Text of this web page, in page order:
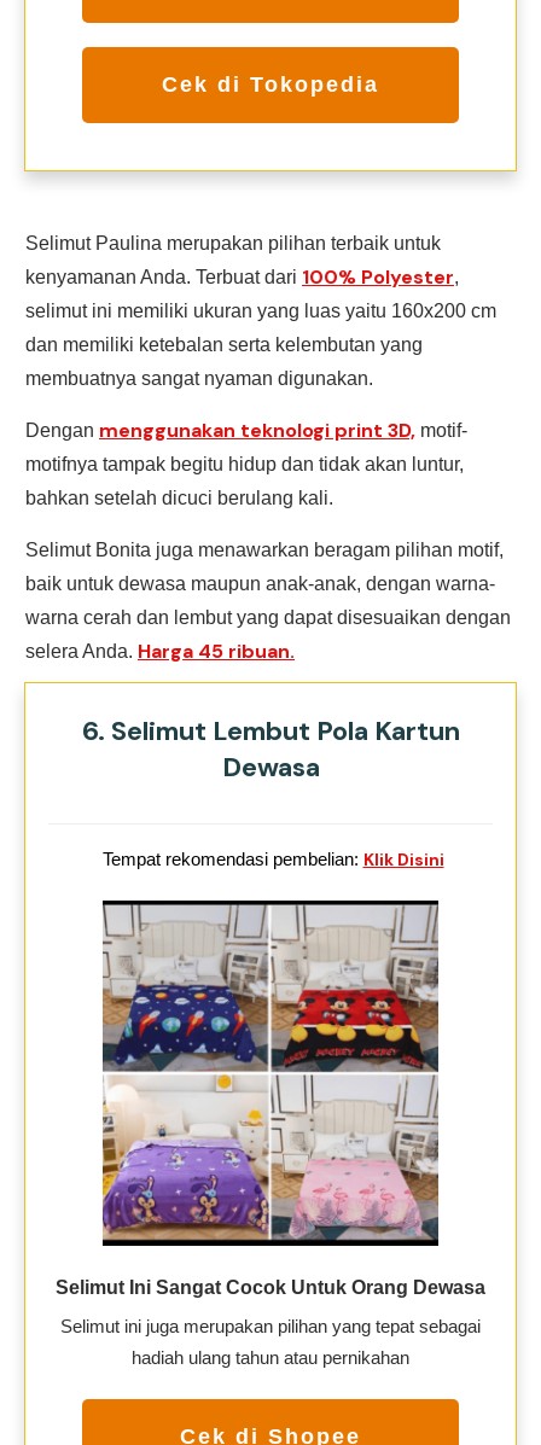
Cek di Tokopedia
Selimut Paulina merupakan pilihan terbaik untuk
kenyamanan Anda. Terbuat dari 100% Polyester,
selimut ini memiliki ukuran yang luas yaitu 160x200 cm
dan memiliki ketebalan serta kelembutan yang
membuatnya sangat nyaman digunakan.
Dengan menggunakan teknologi print 3D, motif-
motifnya tampak begitu hidup dan tidak akan luntur,
bahkan setelah dicuci berulang kali.
Selimut Bonita juga menawarkan beragam pilihan motif,
baik untuk dewasa maupun anak-anak, dengan warna-
warna cerah dan lembut yang dapat disesuaikan dengan
selera Anda. Harga 45 ribuan.
6. Selimut Lembut Pola Kartun
Dewasa
Tempat rekomendasi pembelian: Klik Disini
Selimut Ini Sangat Cocok Untuk Orang Dewasa
Selimut ini juga merupakan pilihan yang tepat sebagai
hadiah ulang tahun atau pernikahan
Cek di Shopee